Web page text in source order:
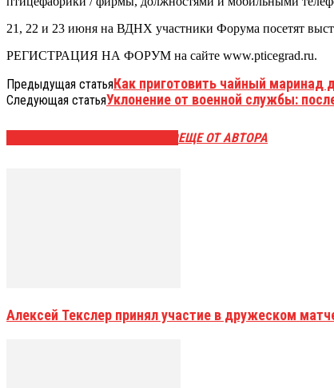
21, 22 и 23 июня на ВДНХ участники Форума
РЕГИСТРАЦИЯ НА ФОРУМ на сайте www.pticegrad.ru.
Предыдущая статьяКак приготовить чайный
Следующая статьяУклонение от военной службы:
ЕЩЕ ОТ АВТОРА
Алексей Текслер принял участие в дружеском